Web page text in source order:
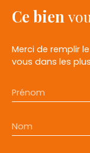
Ce bien
Merci de remplir
vous dans les
Prénom
Nom